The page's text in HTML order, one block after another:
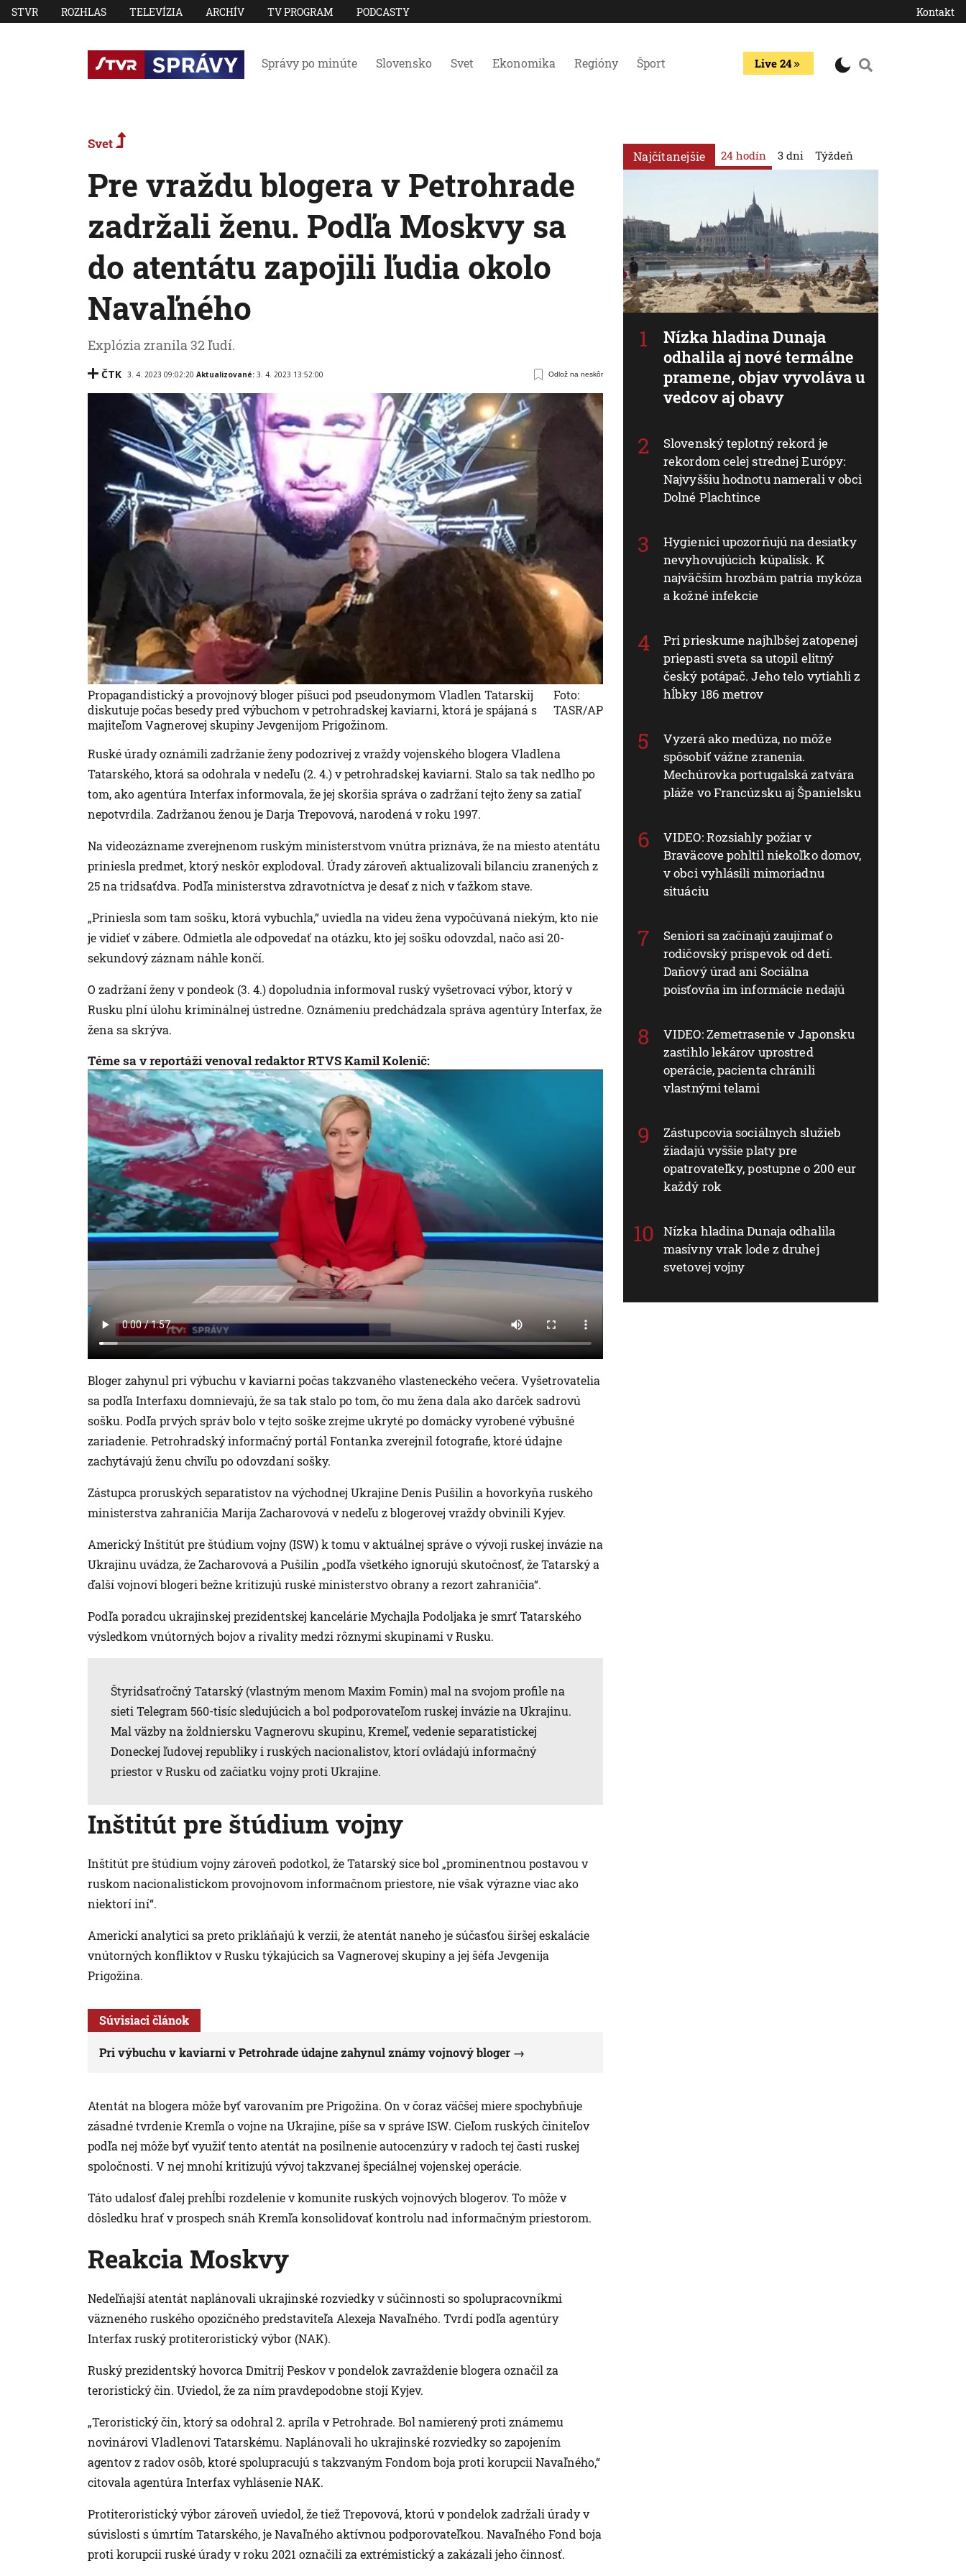
STVR ROZHLAS TELEVÍZIA ARCHÍV TV PROGRAM PODCASTY Kontakt
Správy po minúte Slovensko Svet Ekonomika Regióny Šport Live 24
Svet
Pre vraždu blogera v Petrohrade
zadržali ženu. Podľa Moskvy sa
do atentátu zapojili ľudia okolo
Navaľného
Explózia zranila 32 ľudí.
ČTK 3. 4. 2023 09:02:20 Aktualizované: 3. 4. 2023 13:52:00 Odlož na neskôr
Propagandistický a provojnový bloger píšuci pod pseudonymom Vladlen Tatarskij
diskutuje počas besedy pred výbuchom v petrohradskej kaviarni, ktorá je spájaná s
majiteľom Vagnerovej skupiny Jevgenijom Prigožinom.
Foto:
TASR/AP
Ruské úrady oznámili zadržanie ženy podozrivej z vraždy vojenského blogera Vladlena
Tatarského, ktorá sa odohrala v nedeľu (2. 4.) v petrohradskej kaviarni. Stalo sa tak nedlho po
tom, ako agentúra Interfax informovala, že jej skoršia správa o zadržaní tejto ženy sa zatiaľ
nepotvrdila. Zadržanou ženou je Darja Trepovová, narodená v roku 1997.
Na videozázname zverejnenom ruským ministerstvom vnútra priznáva, že na miesto atentátu
priniesla predmet, ktorý neskôr explodoval. Úrady zároveň aktualizovali bilanciu zranených z
25 na tridsaťdva. Podľa ministerstva zdravotníctva je desať z nich v ťažkom stave.
„Priniesla som tam sošku, ktorá vybuchla,“ uviedla na videu žena vypočúvaná niekým, kto nie
je vidieť v zábere. Odmietla ale odpovedať na otázku, kto jej sošku odovzdal, načo asi 20-
sekundový záznam náhle končí.
O zadržaní ženy v pondeok (3. 4.) dopoludnia informoval ruský vyšetrovací výbor, ktorý v
Rusku plní úlohu kriminálnej ústredne. Oznámeniu predchádzala správa agentúry Interfax, že
žena sa skrýva.
Téme sa v reportáži venoval redaktor RTVS Kamil Kolenič:
Bloger zahynul pri výbuchu v kaviarni počas takzvaného vlasteneckého večera. Vyšetrovatelia
sa podľa Interfaxu domnievajú, že sa tak stalo po tom, čo mu žena dala ako darček sadrovú
sošku. Podľa prvých správ bolo v tejto soške zrejme ukryté po domácky vyrobené výbušné
zariadenie. Petrohradský informačný portál Fontanka zverejnil fotografie, ktoré údajne
zachytávajú ženu chvíľu po odovzdaní sošky.
Zástupca proruských separatistov na východnej Ukrajine Denis Pušilin a hovorkyňa ruského
ministerstva zahraničia Marija Zacharovová v nedeľu z blogerovej vraždy obvinili Kyjev.
Americký Inštitút pre štúdium vojny (ISW) k tomu v aktuálnej správe o vývoji ruskej invázie na
Ukrajinu uvádza, že Zacharovová a Pušilin „podľa všetkého ignorujú skutočnosť, že Tatarský a
ďalší vojnoví blogeri bežne kritizujú ruské ministerstvo obrany a rezort zahraničia“.
Podľa poradcu ukrajinskej prezidentskej kancelárie Mychajla Podoljaka je smrť Tatarského
výsledkom vnútorných bojov a rivality medzi rôznymi skupinami v Rusku.
Štyridsaťročný Tatarský (vlastným menom Maxim Fomin) mal na svojom profile na
sieti Telegram 560-tisíc sledujúcich a bol podporovateľom ruskej invázie na Ukrajinu.
Mal väzby na žoldniersku Vagnerovu skupinu, Kremeľ, vedenie separatistickej
Doneckej ľudovej republiky i ruských nacionalistov, ktorí ovládajú informačný
priestor v Rusku od začiatku vojny proti Ukrajine.
Inštitút pre štúdium vojny
Inštitút pre štúdium vojny zároveň podotkol, že Tatarský síce bol „prominentnou postavou v
ruskom nacionalistickom provojnovom informačnom priestore, nie však výrazne viac ako
niektorí iní“.
Americkí analytici sa preto prikláňajú k verzii, že atentát naneho je súčasťou širšej eskalácie
vnútorných konfliktov v Rusku týkajúcich sa Vagnerovej skupiny a jej šéfa Jevgenija
Prigožina.
Súvisiaci článok
Pri výbuchu v kaviarni v Petrohrade údajne zahynul známy vojnový bloger
Atentát na blogera môže byť varovaním pre Prigožina. On v čoraz väčšej miere spochybňuje
zásadné tvrdenie Kremľa o vojne na Ukrajine, píše sa v správe ISW. Cieľom ruských činiteľov
podľa nej môže byť využiť tento atentát na posilnenie autocenzúry v radoch tej časti ruskej
spoločnosti. V nej mnohí kritizujú vývoj takzvanej špeciálnej vojenskej operácie.
Táto udalosť ďalej prehĺbi rozdelenie v komunite ruských vojnových blogerov. To môže v
dôsledku hrať v prospech snáh Kremľa konsolidovať kontrolu nad informačným priestorom.
Reakcia Moskvy
Nedeľňajší atentát naplánovali ukrajinské rozviedky v súčinnosti so spolupracovníkmi
väzneného ruského opozičného predstaviteľa Alexeja Navaľného. Tvrdí podľa agentúry
Interfax ruský protiteroristický výbor (NAK).
Ruský prezidentský hovorca Dmitrij Peskov v pondelok zavraždenie blogera označil za
teroristický čin. Uviedol, že za ním pravdepodobne stojí Kyjev.
„Teroristický čin, ktorý sa odohral 2. apríla v Petrohrade. Bol namierený proti známemu
novinárovi Vladlenovi Tatarskému. Naplánovali ho ukrajinské rozviedky so zapojením
agentov z radov osôb, ktoré spolupracujú s takzvaným Fondom boja proti korupcii Navaľného,“
citovala agentúra Interfax vyhlásenie NAK.
Protiteroristický výbor zároveň uviedol, že tiež Trepovová, ktorú v pondelok zadržali úrady v
súvislosti s úmrtím Tatarského, je Navaľného aktívnou podporovateľkou. Navaľného Fond boja
proti korupcii ruské úrady v roku 2021 označili za extrémistický a zakázali jeho činnosť.
Najčítanejšie 24 hodín
Nízka hladina Dunaja
odhalila aj nové termálne
pramene, objav vyvoláva u
vedcov aj obavy
Slovenský teplotný rekord je
rekordom celej strednej Európy:
Najvyššiu hodnotu namerali v obci
Dolné Plachtince
Hygienici upozorňujú na desiatky
nevyhovujúcich kúpalísk. K
najväčším hrozbám patria mykóza
a kožné infekcie
Pri prieskume najhlbšej zatopenej
priepasti sveta sa utopil elitný
český potápač. Jeho telo vytiahli z
hĺbky 186 metrov
Vyzerá ako medúza, no môže
spôsobiť vážne zranenia.
Mechúrovka portugalská zatvára
pláže vo Francúzsku aj Španielsku
VIDEO: Rozsiahly požiar v
Braväcove pohltil niekoľko domov,
v obci vyhlásili mimoriadnu
situáciu
Seniori sa začínajú zaujímať o
rodičovský príspevok od detí.
Daňový úrad ani Sociálna
poisťovňa im informácie nedajú
VIDEO: Zemetrasenie v Japonsku
zastihlo lekárov uprostred
operácie, pacienta chránili
vlastnými telami
Zástupcovia sociálnych služieb
žiadajú vyššie platy pre
opatrovateľky, postupne o 200 eur
každý rok
Nízka hladina Dunaja odhalila
masívny vrak lode z druhej
svetovej vojny
3 dni Týždeň